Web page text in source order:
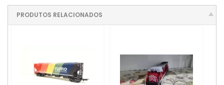
PRODUTOS RELACIONADOS